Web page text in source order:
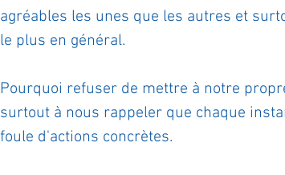
agréables les unes que les autres et
le plus en général.
Pourquoi refuser de mettre à notre
surtout à nous rappeler que chaque
foule d'actions concrètes.